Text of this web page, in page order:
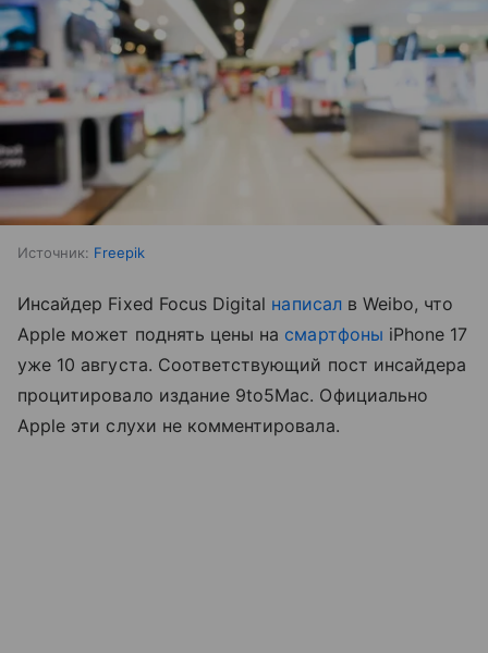
Источник: Freepik
Инсайдер Fixed Focus Digital написалв Weibo, что
Apple может поднять цены на смартфоны iPhone 17
уже 10 августа. Соответствующий пост инсайдера
процитировало издание 9to5Mac. Официально
Apple эти слухи не комментировала.